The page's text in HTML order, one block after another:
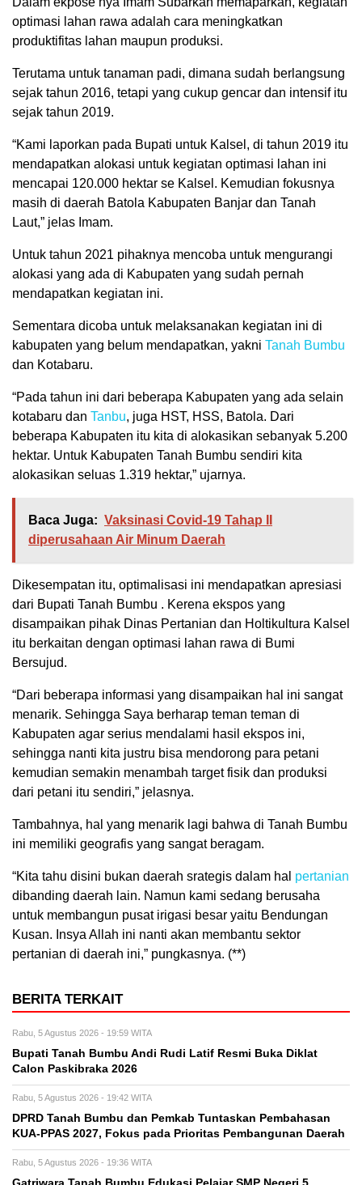
optimasi lahan rawa adalah cara meningkatkan
produktifitas lahan maupun produksi.
Terutama untuk tanaman padi, dimana sudah berlangsung
sejak tahun 2016, tetapi yang cukup gencar dan intensif itu
sejak tahun 2019.
“Kami laporkan pada Bupati untuk Kalsel, di tahun 2019 itu
mendapatkan alokasi untuk kegiatan optimasi lahan ini
mencapai 120.000 hektar se Kalsel. Kemudian fokusnya
masih di daerah Batola Kabupaten Banjar dan Tanah
Laut,” jelas Imam.
Untuk tahun 2021 pihaknya mencoba untuk mengurangi
alokasi yang ada di Kabupaten yang sudah pernah
mendapatkan kegiatan ini.
Sementara dicoba untuk melaksanakan kegiatan ini di
kabupaten yang belum mendapatkan, yakni Tanah Bumbu
dan Kotabaru.
“Pada tahun ini dari beberapa Kabupaten yang ada selain
kotabaru dan Tanbu, juga HST, HSS, Batola. Dari
beberapa Kabupaten itu kita di alokasikan sebanyak 5.200
hektar. Untuk Kabupaten Tanah Bumbu sendiri kita
alokasikan seluas 1.319 hektar,” ujarnya.
Baca Juga: Vaksinasi Covid-19 Tahap II
diperusahaan Air Minum Daerah
Dikesempatan itu, optimalisasi ini mendapatkan apresiasi
dari Bupati Tanah Bumbu . Kerena ekspos yang
disampaikan pihak Dinas Pertanian dan Holtikultura Kalsel
itu berkaitan dengan optimasi lahan rawa di Bumi
Bersujud.
“Dari beberapa informasi yang disampaikan hal ini sangat
menarik. Sehingga Saya berharap teman teman di
Kabupaten agar serius mendalami hasil ekspos ini,
sehingga nanti kita justru bisa mendorong para petani
kemudian semakin menambah target fisik dan produksi
dari petani itu sendiri,” jelasnya.
Tambahnya, hal yang menarik lagi bahwa di Tanah Bumbu
ini memiliki geografis yang sangat beragam.
“Kita tahu disini bukan daerah srategis dalam hal pertanian
dibanding daerah lain. Namun kami sedang berusaha
untuk membangun pusat irigasi besar yaitu Bendungan
Kusan. Insya Allah ini nanti akan membantu sektor
pertanian di daerah ini,” pungkasnya. (**)
BERITA TERKAIT
Rabu, 5 Agustus 2026 - 19:59 WITA
Bupati Tanah Bumbu Andi Rudi Latif Resmi Buka Diklat
Calon Paskibraka 2026
Rabu, 5 Agustus 2026 - 19:42 WITA
DPRD Tanah Bumbu dan Pemkab Tuntaskan Pembahasan
KUA-PPAS 2027, Fokus pada Prioritas Pembangunan Daerah
Rabu, 5 Agustus 2026 - 19:36 WITA